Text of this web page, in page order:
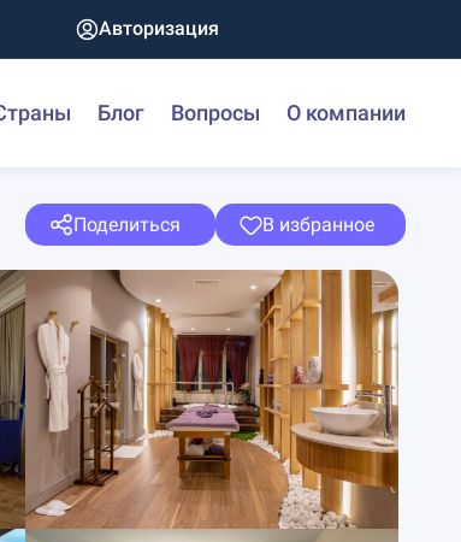
Авторизация
Блог Вопросы О компании
Поделиться В избранное